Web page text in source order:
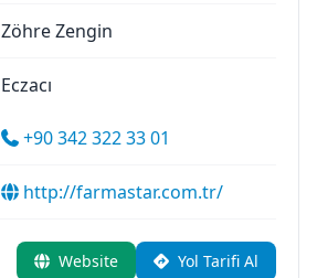
Zöhre Zengin
Eczacı
+90 342 322 33 01
http://farmastar.com.tr/
Website Yol Tarifi Al